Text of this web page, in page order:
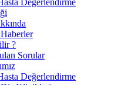
?
Sorular
Değerlendirme